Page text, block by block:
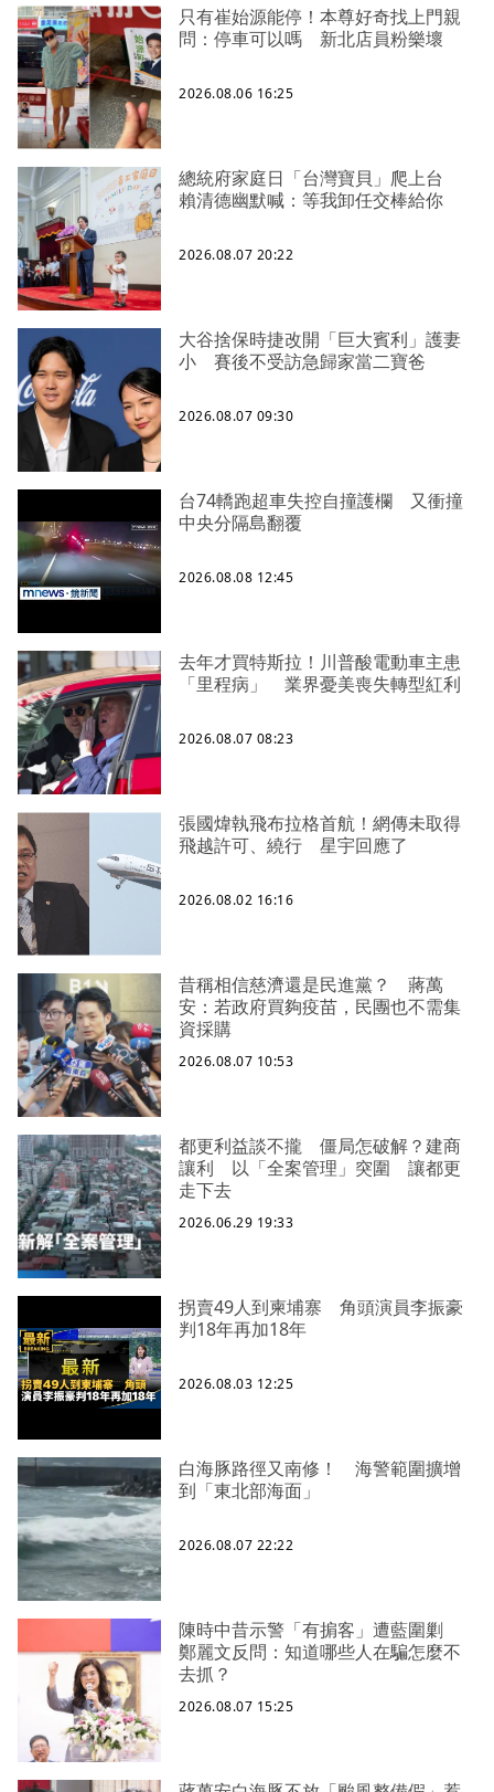
只有崔始源能停！本尊好奇找上門親
問：停車可以嗎 新北店員粉樂壞
2026.08.06 16:25
總統府家庭日「台灣寶貝」爬上台
賴清德幽默喊：等我卸任交棒給你
2026.08.07 20:22
大谷捨保時捷改開「巨大賓利」護妻
小 賽後不受訪急歸家當二寶爸
2026.08.07 09:30
台74轎跑超車失控自撞護欄 又衝撞
中央分隔島翻覆
2026.08.08 12:45
去年才買特斯拉！川普酸電動車主患
「里程病」 業界憂美喪失轉型紅利
2026.08.07 08:23
張國煒執飛布拉格首航！網傳未取得
飛越許可、繞行 星宇回應了
2026.08.02 16:16
昔稱相信慈濟還是民進黨？ 蔣萬
安：若政府買夠疫苗，民團也不需集
資採購
2026.08.07 10:53
都更利益談不攏 僵局怎破解？建商
讓利 以「全案管理」突圍 讓都更
走下去
2026.06.29 19:33
拐賣49人到柬埔寨 角頭演員李振豪
判18年再加18年
2026.08.03 12:25
白海豚路徑又南修！ 海警範圍擴增
到「東北部海面」
2026.08.07 22:22
陳時中昔示警「有掮客」遭藍圍剿
鄭麗文反問：知道哪些人在騙怎麼不
去抓？
2026.08.07 15:25